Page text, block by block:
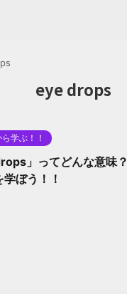
eye drops
学ぶ！！
」ってどんな意味？
ぼう！！